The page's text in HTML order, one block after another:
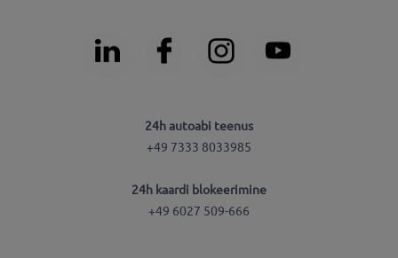
24h autoabi teenus
+49 7333 8033985
24h kaardi blokeerimine
+49 6027 509-666